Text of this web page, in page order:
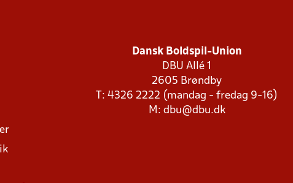
Dansk Boldspil-Union
DBU Allé 1
2605 Brøndby
T: 4326 2222 (mandag - fredag 9-16)
M: dbu@dbu.dk